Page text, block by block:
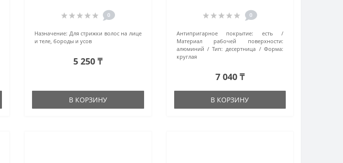
0
Назначение: Для стрижки волос на лице
и теле, бороды и усов
5 250 ₸
В КОРЗИНУ
0
Антипригарное покрытие:
есть
Материал рабочей поверхности:
алюминий
Тип: десертница
Форма:
круглая
7 040 ₸
В КОРЗИНУ